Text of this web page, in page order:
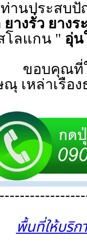
านประสบ
างรั่ว ยางร
โลแกน " อุ่น
ขอบคุณที่
เหล่าเรือ
พื้นที่ให้บริก